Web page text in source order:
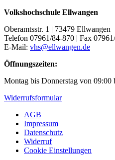
Volkshochschule Ellwangen
Oberamtsstr. 1 | 73479 Ellwangen
Telefon 07961/84-870 | Fax
E-Mail: vhs@ellwangen.de
Öffnungszeiten:
Montag bis Donnerstag von 09:00
Widerrufsformular
AGB
Impressum
Datenschutz
Widerruf
Cookie Einstellungen